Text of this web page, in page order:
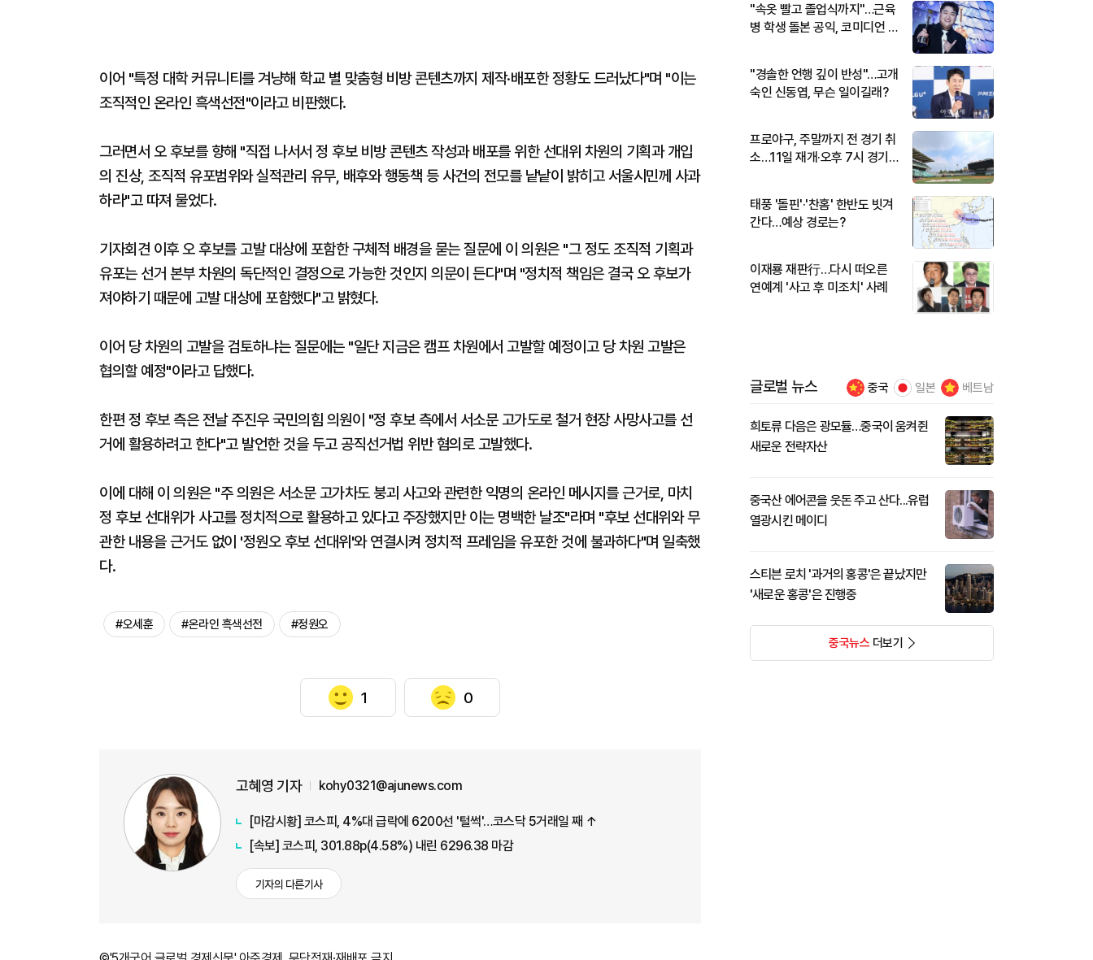
이어 "특정 대학 커뮤니티를 겨냥해 학교 별 맞춤형 비방 콘텐츠까지 제작·배포한 정황도 드러났다"며 "이는
조직적인 온라인 흑색선전"이라고 비판했다.
그러면서 오 후보를 향해 "직접 나서서 정 후보 비방 콘텐츠 작성과 배포를 위한 선대위 차원의 기획과 개입
의 진상, 조직적 유포범위와 실적관리 유무, 배후와 행동책 등 사건의 전모를 낱낱이 밝히고 서울시민께 사과
하라"고 따져 물었다.
기자회견 이후 오 후보를 고발 대상에 포함한 구체적 배경을 묻는 질문에 이 의원은 "그 정도 조직적 기획과
유포는 선거 본부 차원의 독단적인 결정으로 가능한 것인지 의문이 든다"며 "정치적 책임은 결국 오 후보가
져야하기 때문에 고발 대상에 포함했다"고 밝혔다.
이어 당 차원의 고발을 검토하냐는 질문에는 "일단 지금은 캠프 차원에서 고발할 예정이고 당 차원 고발은
협의할 예정"이라고 답했다.
한편 정 후보 측은 전날 주진우 국민의힘 의원이 "정 후보 측에서 서소문 고가도로 철거 현장 사망사고를 선
거에 활용하려고 한다"고 발언한 것을 두고 공직선거법 위반 혐의로 고발했다.
이에 대해 이 의원은 "주 의원은 서소문 고가차도 붕괴 사고와 관련한 익명의 온라인 메시지를 근거로, 마치
정 후보 선대위가 사고를 정치적으로 활용하고 있다고 주장했지만 이는 명백한 날조"라며 "후보 선대위와 무
관한 내용을 근거도 없이 '정원오 후보 선대위'와 연결시켜 정치적 프레임을 유포한 것에 불과하다"며 일축했
다.
#오세훈 #온라인 흑색선전 #정원오
1 0
고혜영 기자 kohy0321@ajunews.com
[마감시황] 코스피, 4%대 급락에 6200선 '털썩'…코스닥 5거래일 째 ↑
[속보] 코스피, 301.88p(4.58%) 내린 6296.38 마감
기자의 다른기사
"속옷 빨고 졸업식까지"…근육
병 학생 돌본 공익, 코미디언 김
"경솔한 언행 깊이 반성"…고개
숙인 신동엽, 무슨 일이길래?
프로야구, 주말까지 전 경기 취
소…11일 재개·오후 7시 경기
태풍 '돌핀'·'찬홈' 한반도 빗겨
간다…예상 경로는?
이재룡 재판行…다시 떠오른
연예계 '사고 후 미조치' 사례
글로벌 뉴스 중국 일본 베트남
희토류 다음은 광모듈…중국이 움켜쥔
새로운 전략자산
중국산 에어콘을 웃돈 주고 산다...유럽
열광시킨 메이디
스티븐 로치 '과거의 홍콩'은 끝났지만
'새로운 홍콩'은 진행중
중국뉴스더보기